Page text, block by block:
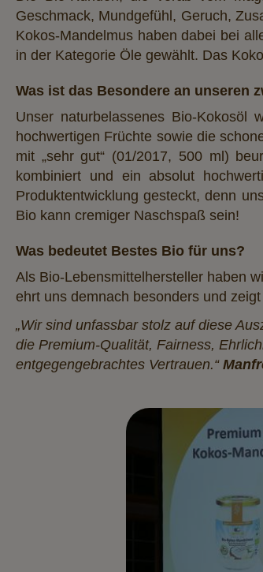
Geschmack, Mundgefühl, Geruch,
Kokos-Mandelmus haben dabei bei
in der Kategorie Öle gewählt. Das
Was ist das Besondere an unseren
Unser naturbelassenes Bio-
hochwertigen Früchte sowie die
mit „sehr gut“ (01/2017, 500 ml)
kombiniert und ein absolut
Produktentwicklung gesteckt, denn
Bio kann cremiger Naschspaß sein!
Was bedeutet Bestes Bio für uns?
Als Bio-Lebensmittelhersteller haben
ehrt uns demnach besonders und
„Wir sind unfassbar stolz auf diese
die Premium-Qualität, Fairness,
entgegengebrachtes Vertrauen.“